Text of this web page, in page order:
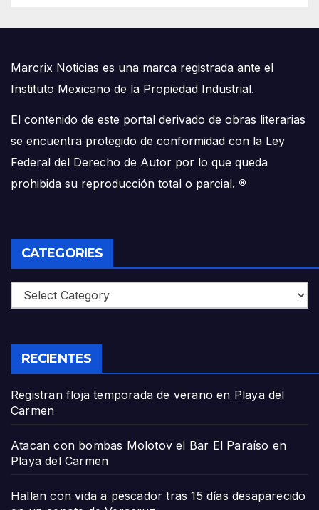
Marcrix Noticias es una marca registrada ante el
Instituto Mexicano de la Propiedad Industrial.
El contenido de este portal derivado de obras literarias
se encuentra protegido de conformidad con la Ley
Federal del Derecho de Autor por lo que queda
prohibida su reproducción total o parcial. ®
CATEGORIES
Categories
RECIENTES
Registran floja temporada de verano en Playa del
Carmen
Atacan con bombas Molotov el Bar El Paraíso en
Playa del Carmen
Hallan con vida a pescador tras 15 días desaparecido